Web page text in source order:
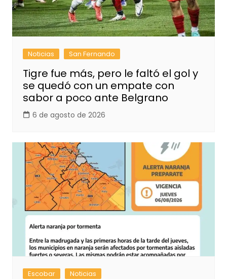
Noticias San Fernando
Tigre fue más, pero le faltó el gol y
se quedó con un empate con
sabor a poco ante Belgrano
6 de agosto de 2026
Escobar Noticias